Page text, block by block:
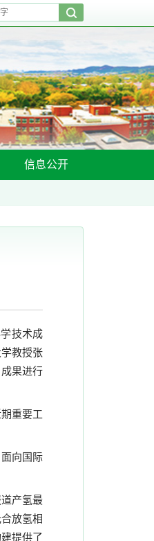
信息公开
技术成
教授张
果进行
重要工
向国际
产氢最
放氢相
提供了